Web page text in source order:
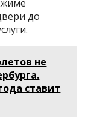
до
не
ставит